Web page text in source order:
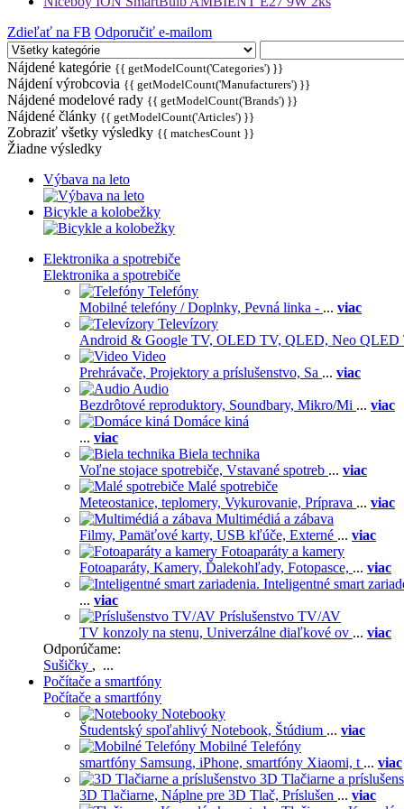
Zdieľať na FB Odporučiť e-mailom
Nájdené kategórie {{ getModelCount('Categories') }}
Nájdení výrobcovia {{ getModelCount('Manufacturers') }}
Nájdené modelové rady {{ getModelCount('Brands') }}
Nájdené články {{ getModelCount('Articles') }}
Zobraziť všetky výsledky {{ matchesCount }}
Žiadne výsledky
Výbava na leto
Bicykle a kolobežky
Elektronika a spotrebiče
Elektronika a spotrebiče
Telefóny
Mobilné telefóny / Doplnky, Pevná linka - ... viac
Televízory
Android & Google TV, OLED TV, QLED, Neo QLED
Video
Prehrávače, Projektory a príslušenstvo, Sa ... viac
Audio
Bezdrôtové reproduktory, Soundbary, Mikro/Mi ... viac
Domáce kiná
... viac
Biela technika
Voľne stojace spotrebiče, Vstavané spotreb ... viac
Malé spotrebiče
Meteostanice, teplomery, Vykurovanie, Príprava ... viac
Multimédiá a zábava
Filmy, Pamäťové karty, USB kľúče, Externé ... viac
Fotoaparáty a kamery
Fotoaparáty, Kamery, Ďalekohľady, Fotopasce, ... viac
Inteligentné smart
... viac
Príslušenstvo TV/AV
TV konzoly na stenu, Univerzálne diaľkové ov ... viac
Odporúčame:
Sušičky , ...
Počítače a smartfóny
Počítače a smartfóny
Notebooky
Študentský spoľahlivý Notebook, Štúdium ... viac
Mobilné Telefóny
smartfóny Samsung, iPhone, smartfóny Xiaomi, t ... viac
3D Tlačiarne a
3D Tlačiarne, Náplne pre 3D Tlač, Príslušen ... viac